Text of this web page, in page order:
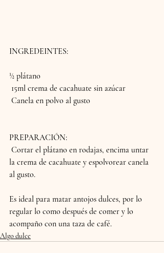
INGREDEINTES:
½ plátano
15ml crema de cacahuate sin azúcar
Canela en polvo al gusto
PREPARACIÓN:
la crema de cacahuate y espolvorear canela
al gusto.
Es ideal para matar antojos dulces, por lo
regular lo como después de comer y lo
acompaño con una taza de café.
Algo dulce